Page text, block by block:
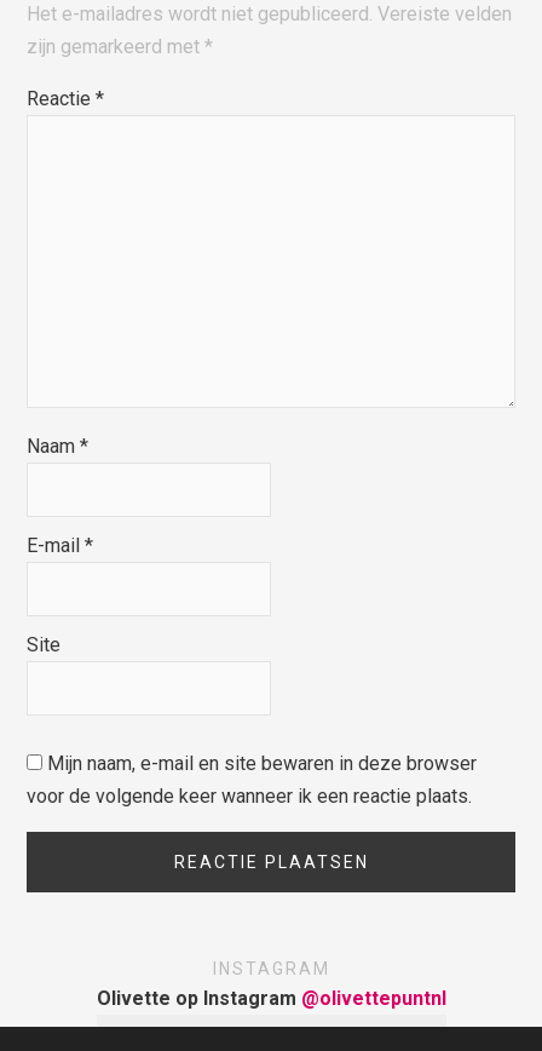
Het e-mailadres wordt niet gepubliceerd. Vereiste velden
zijn gemarkeerd met*
Reactie*
Naam*
E-mail*
Site
Mijn naam, e-mail en site bewaren in deze browser
voor de volgende keer wanneer ik een reactie plaats.
INSTAGRAM
Olivette op Instagram @olivettepuntnl